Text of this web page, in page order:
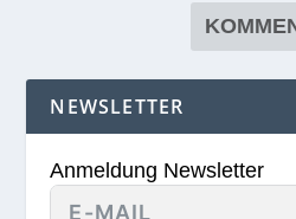
NEWSLETTER
Anmeldung Newsletter